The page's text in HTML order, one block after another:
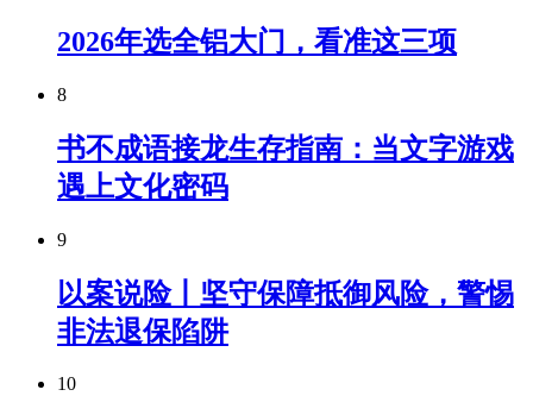
2026年选全铝大门，看准这三项
8
书不成语接龙生存指南：当文字游戏
遇上文化密码
9
以案说险丨坚守保障抵御风险，警惕
非法退保陷阱
10